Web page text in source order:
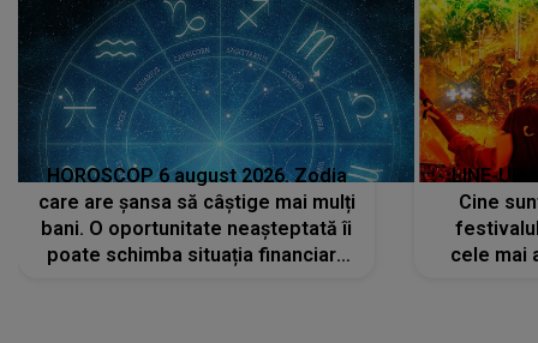
HOROSCOP 6 august 2026. Zodia
care are șansa să câștige mai mulți
bani. O oportunitate neașteptată îi
poate schimba situația financiară
LINE-UP
Cine
cele mai